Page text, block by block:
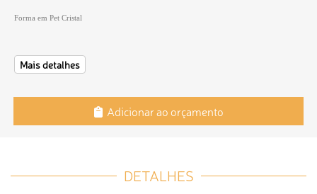
Forma em Pet Cristal
Mais detalhes
Adicionar ao orçamento
DETALHES